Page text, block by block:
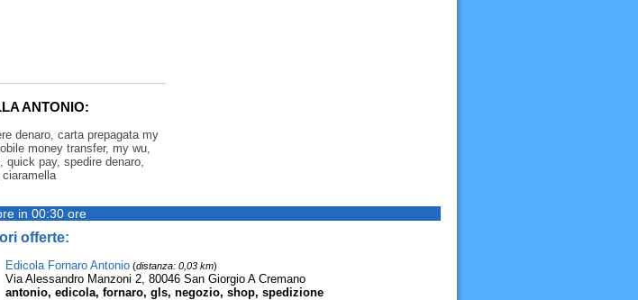
ANTONIO:
denaro, carta prepagata my
money transfer, my wu,
quick pay, spedire denaro,
in 00:30 ore
offerte:
Edicola Fornaro Antonio(distanza: 0,03 km)
Via Alessandro Manzoni 2, 80046 San Giorgio A Cremano
antonio, edicola, fornaro, gls, negozio, shop, spedizione